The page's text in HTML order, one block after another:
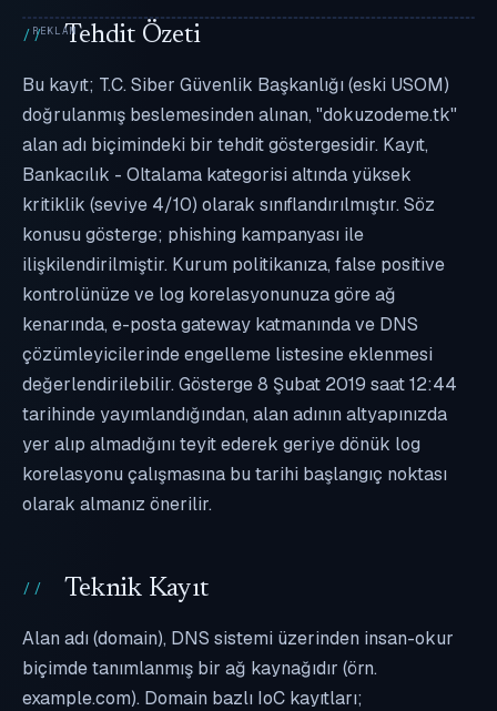
Tehdit Özeti
Bu kayıt; T.C. Siber Güvenlik Başkanlığı (eski USOM)
doğrulanmış beslemesinden alınan, "dokuzodeme.tk"
alan adı biçimindeki bir tehdit göstergesidir. Kayıt,
Bankacılık - Oltalama kategorisi altında yüksek
kritiklik (seviye 4/10) olarak sınıflandırılmıştır. Söz
konusu gösterge; phishing kampanyası ile
ilişkilendirilmiştir. Kurum politikanıza, false positive
kontrolünüze ve log korelasyonunuza göre ağ
kenarında, e-posta gateway katmanında ve DNS
çözümleyicilerinde engelleme listesine eklenmesi
değerlendirilebilir. Gösterge 8 Şubat 2019 saat 12:44
tarihinde yayımlandığından, alan adının altyapınızda
yer alıp almadığını teyit ederek geriye dönük log
korelasyonu çalışmasına bu tarihi başlangıç noktası
olarak almanız önerilir.
Teknik Kayıt
Alan adı (domain), DNS sistemi üzerinden insan-okur
biçimde tanımlanmış bir ağ kaynağıdır (örn.
example.com). Domain bazlı IoC kayıtları;